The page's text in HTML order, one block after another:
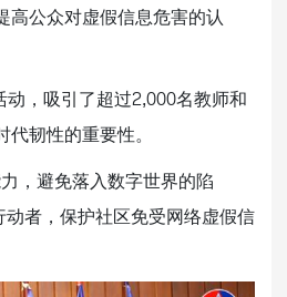
高公众对虚假信息危害的认
，吸引了超过2,000名教师和
韧性的重要性。
，避免落入数字世界的陷
者，保护社区免受网络虚假信